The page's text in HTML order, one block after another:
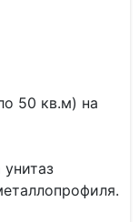
50 кв.м) на